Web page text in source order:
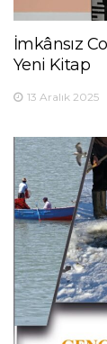
İmkânsız
Yeni Kitap
13 Aralık 2025